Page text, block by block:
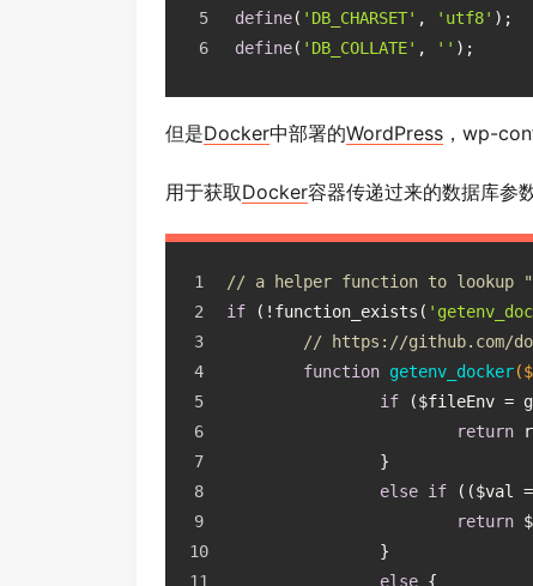
define( 'DB_CHARSET' , 'utf8' );
define( 'DB_COLLATE' , '' );
但是Docker中部署的WordPress ，wp-
用于获取Docker容器传递过来的数据库参
// a helper function to lookup
if (!function_exists(
// https://github.com/
function getenv_docker
if ($fileEnv =
return
		}
else if (($val
return
		}
else {